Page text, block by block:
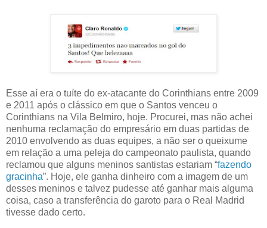
Esse aí era o tuíte do ex-atacante do Corinthians entre 2009
e 2011 após o clássico em que o Santos venceu o
Corinthians na Vila Belmiro, hoje. Procurei, mas não achei
nenhuma reclamação do empresário em duas partidas de
2010 envolvendo as duas equipes, a não ser o queixume
em relação a uma peleja do campeonato paulista, quando
reclamou que alguns meninos santistas estariam “fazendo
gracinha”. Hoje, ele ganha dinheiro com a imagem de um
desses meninos e talvez pudesse até ganhar mais alguma
coisa, caso a transferência do garoto para o Real Madrid
tivesse dado certo.